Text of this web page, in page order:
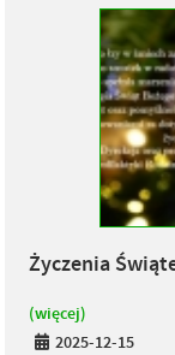
Życzenia
(więcej)
2025-12-15